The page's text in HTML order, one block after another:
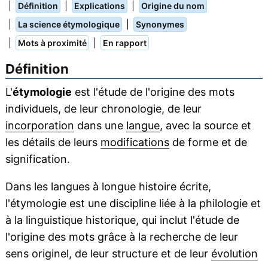
Définition Explications Origine du nom
La science étymologique Synonymes
Mots à proximité En rapport
Définition
L'étymologie est l'étude de l'origine des mots
individuels, de leur chronologie, de leur
incorporation dans une langue, avec la source et
les détails de leurs modificationsde forme et de
signification.
Dans les langues à longue histoire écrite,
l'étymologie est une discipline liée à la philologie et
à la linguistique historique, qui inclut l'étude de
l'origine des mots grâce à la recherche de leur
sens originel, de leur structure et de leur évolution